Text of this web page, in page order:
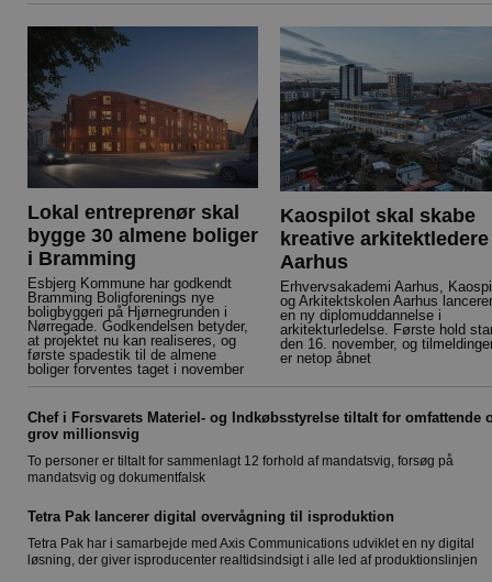
Lokal entreprenør skal
bygge 30 almene boliger
i Bramming
Esbjerg Kommune har godkendt
Bramming Boligforenings nye
boligbyggeri på Hjørnegrunden i
Nørregade. Godkendelsen betyder,
at projektet nu kan realiseres, og
første spadestik til de almene
boliger forventes taget i november
Kaospilot skal skabe
kreative
Aarhus
Erhvervsakademi Aarhus,
og Arkitektskolen Aarhus lancerer
en ny diplomuddannelse i
arkitekturledelse. Første hold
den 16. november, og
er netop åbnet
Chef i Forsvarets Materiel- og Indkøbsstyrelse tiltalt for omfattende
grov millionsvig
To personer er tiltalt for sammenlagt 12 forhold af mandatsvig, forsøg på
mandatsvig og dokumentfalsk
Tetra Pak lancerer digital overvågning til isproduktion
Tetra Pak har i samarbejde med Axis Communications udviklet en ny digital
løsning, der giver isproducenter realtidsindsigt i alle led af produktionslinjen